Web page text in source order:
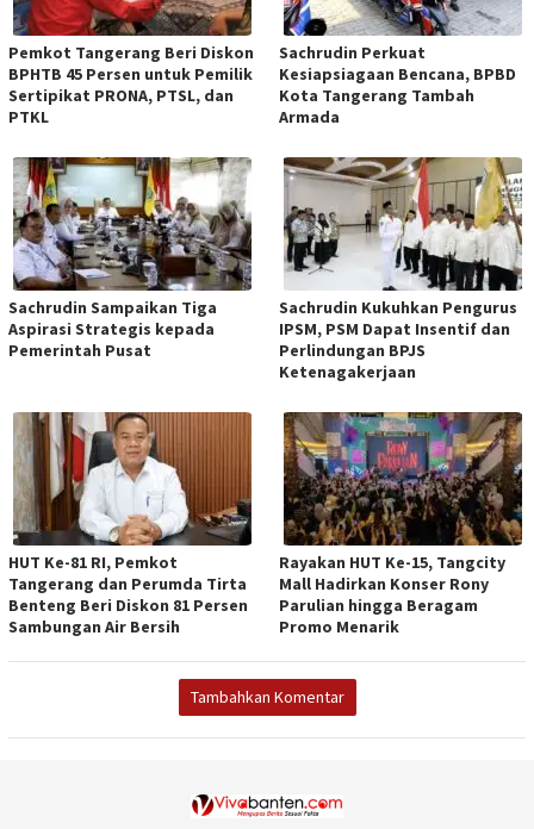
Pemkot Tangerang Beri Diskon
BPHTB 45 Persen untuk Pemilik
Sertipikat PRONA, PTSL, dan
PTKL
Sachrudin Perkuat
Kesiapsiagaan Bencana, BPBD
Kota Tangerang Tambah
Armada
Sachrudin Sampaikan Tiga
Aspirasi Strategis kepada
Pemerintah Pusat
Sachrudin Kukuhkan Pengurus
IPSM, PSM Dapat Insentif dan
Perlindungan BPJS
Ketenagakerjaan
HUT Ke-81 RI, Pemkot
Tangerang dan Perumda Tirta
Benteng Beri Diskon 81 Persen
Sambungan Air Bersih
Rayakan HUT Ke-15, Tangcity
Mall Hadirkan Konser Rony
Parulian hingga Beragam
Promo Menarik
Tambahkan Komentar